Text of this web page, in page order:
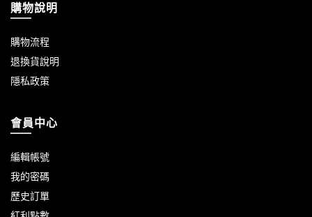
購物說明
購物流程
退換貨說明
隱私政策
會員中心
編輯帳號
我的密碼
歷史訂單